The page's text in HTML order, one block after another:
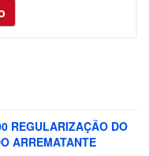
REGULARIZAÇÃO DO
ARREMATANTE